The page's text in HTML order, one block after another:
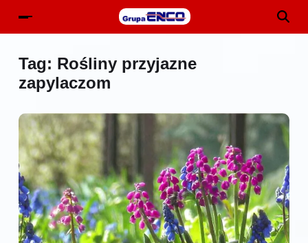
Tag: Rośliny przyjazne
zapylaczom